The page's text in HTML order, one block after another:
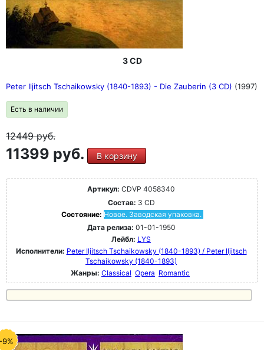
3 CD
Peter Iljitsch Tschaikowsky (1840-1893) - Die Zauberin (3 CD) (1997)
Есть в наличии
12449руб.
11399 руб. В корзину
Артикул: CDVP 4058340
Состав: 3 CD
Состояние: Новое. Заводская упаковка.
Дата релиза: 01-01-1950
Лейбл: LYS
Исполнители: Peter Iljitsch Tschaikowsky (1840-1893) / Peter Iljitsch
Tschaikowsky (1840-1893)
Жанры: Classical Opera Romantic
9%